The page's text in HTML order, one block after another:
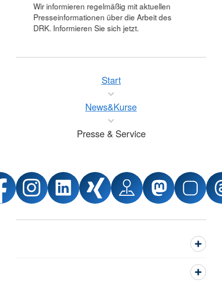
Wir informieren regelmäßig mit aktuellen
Presseinformationen über die Arbeit des
DRK. Informieren Sie sich jetzt.
Start
News&Kurse
Presse & Service